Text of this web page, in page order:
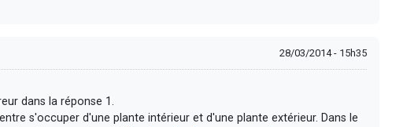
28/03/2014 - 15h35
dans la réponse 1.
s'occuper d'une plante intérieur et d'une plante extérieur. Dans le